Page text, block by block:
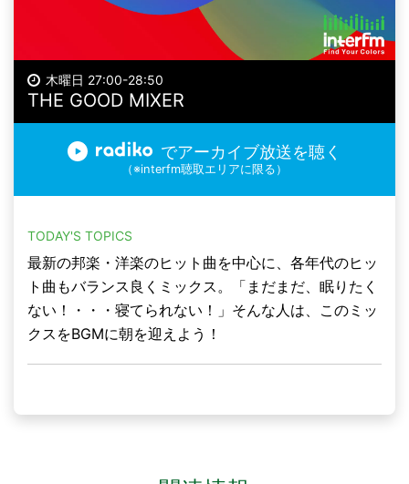
木曜日 27:00-28:50
THE GOOD MIXER
でアーカイブ放送を聴く
（※interfm聴取エリアに限る）
TODAY'S TOPICS
最新の邦楽・洋楽のヒット曲を中心に、各年代のヒッ
ト曲もバランス良くミックス。「まだまだ、眠りたく
ない！・・・寝てられない！」そんな人は、このミッ
クスをBGMに朝を迎えよう！